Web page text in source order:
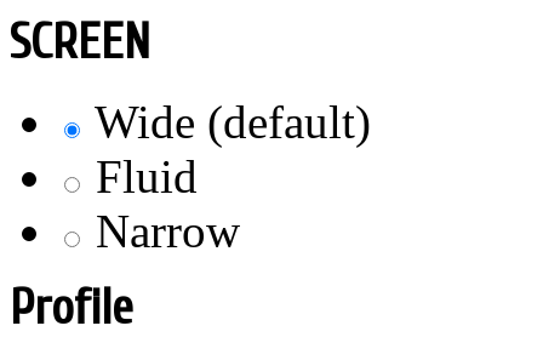
SCREEN
Wide (default)
Fluid
Narrow
Profile